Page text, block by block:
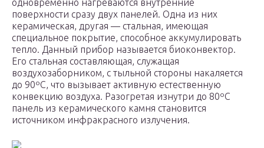
одновременно нагреваются внутренние
поверхности сразу двух панелей. Одна из них
керамическая, другая — стальная, имеющая
специальное покрытие, способное аккумулировать
тепло. Данный прибор называется биоконвектор.
Его стальная составляющая, служащая
воздухозаборником, с тыльной стороны накаляется
до 90ºС, что вызывает активную естественную
конвекцию воздуха. Разогретая изнутри до 80ºС
панель из керамического камня становится
источником инфракрасного излучения.